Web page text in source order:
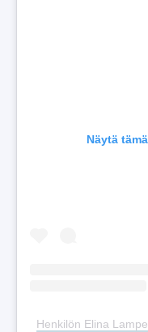
Näytä
Henkilön Elina